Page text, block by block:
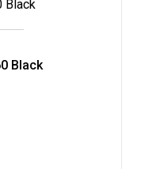
Black